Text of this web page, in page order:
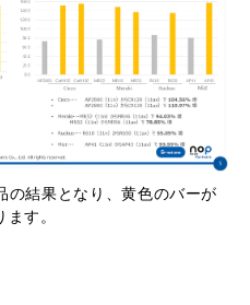
結果となり、黄色のバーが
す。